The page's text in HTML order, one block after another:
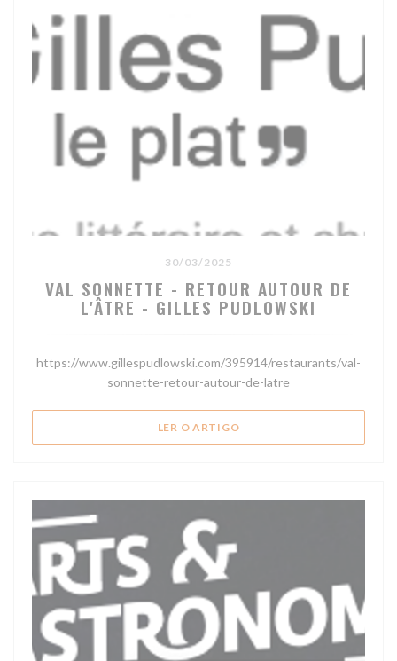
30/03/2025
VAL SONNETTE - RETOUR AUTOUR DE
L'ÂTRE - GILLES PUDLOWSKI
https://www.gillespudlowski.com/395914/restaurants/val-
sonnette-retour-autour-de-latre
LER O ARTIGO((ABRE NUMA NOVA